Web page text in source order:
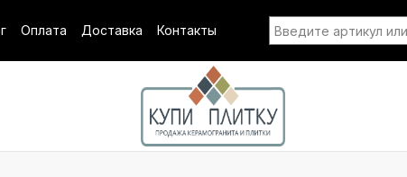
Оплата Доставка Контакты